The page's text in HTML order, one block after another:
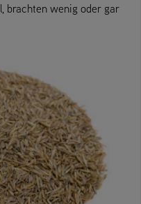
brachten wenig oder gar